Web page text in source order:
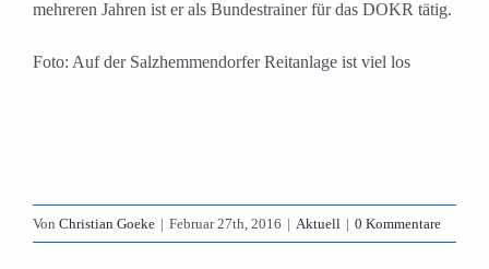
mehreren Jahren ist er als Bundestrainer für das DOKR tätig.
Foto: Auf der Salzhemmendorfer Reitanlage ist viel los
Von Christian Goeke | Februar 27th, 2016 | Aktuell | 0 Kommentare